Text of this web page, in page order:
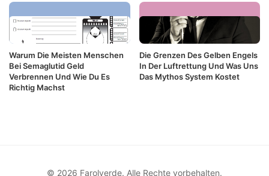
Warum Die Meisten Menschen
Bei Semaglutid Geld
Verbrennen Und Wie Du Es
Richtig Machst
Die Grenzen Des Gelben Engels
In Der Luftrettung Und Was Uns
Das Mythos System Kostet
© 2026 Farolverde. Alle Rechte vorbehalten.